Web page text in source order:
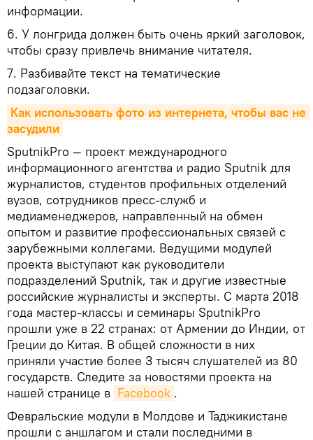
информации.
6. У лонгрида должен быть очень яркий заголовок,
чтобы сразу привлечь внимание читателя.
7. Разбивайте текст на тематические
подзаголовки.
Как использовать фото из интернета, чтобы вас не
засудили
SputnikPro — проект международного
информационного агентства и радио Sputnik для
журналистов, студентов профильных отделений
вузов, сотрудников пресс-служб и
медиаменеджеров, направленный на обмен
опытом и развитие профессиональных связей с
зарубежными коллегами. Ведущими модулей
проекта выступают как руководители
подразделений Sputnik, так и другие известные
российские журналисты и эксперты. С марта 2018
года мастер-классы и семинары SputnikPro
прошли уже в 22 странах: от Армении до Индии, от
Греции до Китая. В общей сложности в них
приняли участие более 3 тысяч слушателей из 80
государств. Следите за новостями проекта на
нашей странице в Facebook .
Февральские модули в Молдове и Таджикистане
прошли с аншлагом и стали последними в